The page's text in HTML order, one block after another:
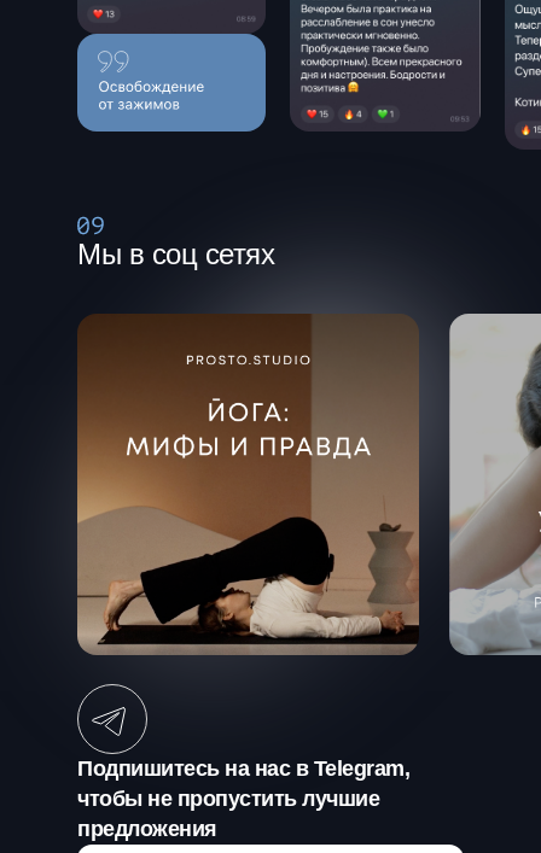
Мы в соц сетях
Подпишитесь на нас в Telegram,
чтобы не пропустить лучшие
предложения